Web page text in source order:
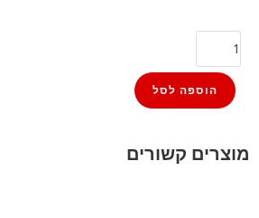
הוספה לסל
מוצרים קשורים